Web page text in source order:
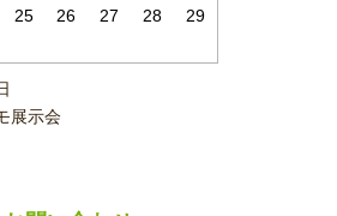
25 26 27 28
29
展示会